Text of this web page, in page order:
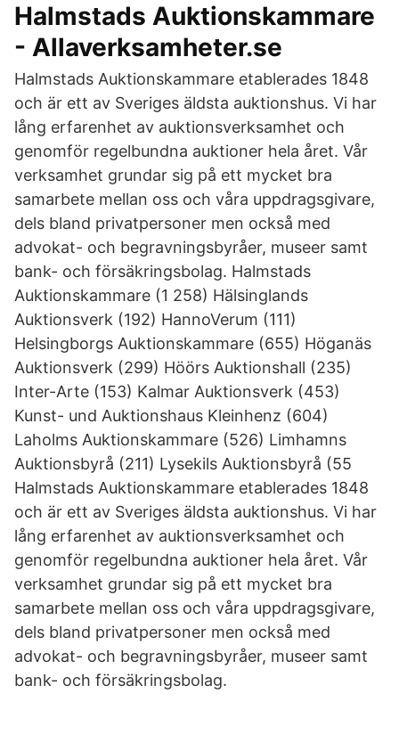
Halmstads Auktionskammare
- Allaverksamheter.se
Halmstads Auktionskammare etablerades 1848
och är ett av Sveriges äldsta auktionshus. Vi har
lång erfarenhet av auktionsverksamhet och
genomför regelbundna auktioner hela året. Vår
verksamhet grundar sig på ett mycket bra
samarbete mellan oss och våra uppdragsgivare,
dels bland privatpersoner men också med
advokat- och begravningsbyråer, museer samt
bank- och försäkringsbolag. Halmstads
Auktionskammare (1 258) Hälsinglands
Auktionsverk (192) HannoVerum (111)
Helsingborgs Auktionskammare (655) Höganäs
Auktionsverk (299) Höörs Auktionshall (235)
Inter-Arte (153) Kalmar Auktionsverk (453)
Kunst- und Auktionshaus Kleinhenz (604)
Laholms Auktionskammare (526) Limhamns
Auktionsbyrå (211) Lysekils Auktionsbyrå (55
Halmstads Auktionskammare etablerades 1848
och är ett av Sveriges äldsta auktionshus. Vi har
lång erfarenhet av auktionsverksamhet och
genomför regelbundna auktioner hela året. Vår
verksamhet grundar sig på ett mycket bra
samarbete mellan oss och våra uppdragsgivare,
dels bland privatpersoner men också med
advokat- och begravningsbyråer, museer samt
bank- och försäkringsbolag.